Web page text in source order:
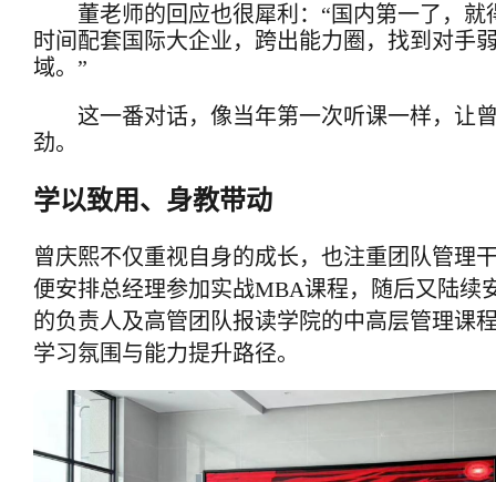
董老师的回应也很犀利：“国内第一了，就
时间配套国际大企业，跨出能力圈，找到对手
域。”
这一番对话，像当年第一次听课一样，让
劲。
学以致用、身教带动
曾庆熙不仅重视自身的成长，也注重团队管理
便安排总经理参加实战MBA课程，随后又陆续
的负责人及高管团队报读学院的中高层管理课
学习氛围与能力提升路径。